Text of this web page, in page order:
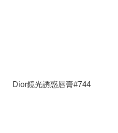
Dior鏡光誘惑唇膏#744